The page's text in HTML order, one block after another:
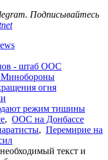
Подписывайтесь
- штаб ООС
Минобороны
огня
режим тишины
, ООС на Донбассе
, Перемирие на
текст и